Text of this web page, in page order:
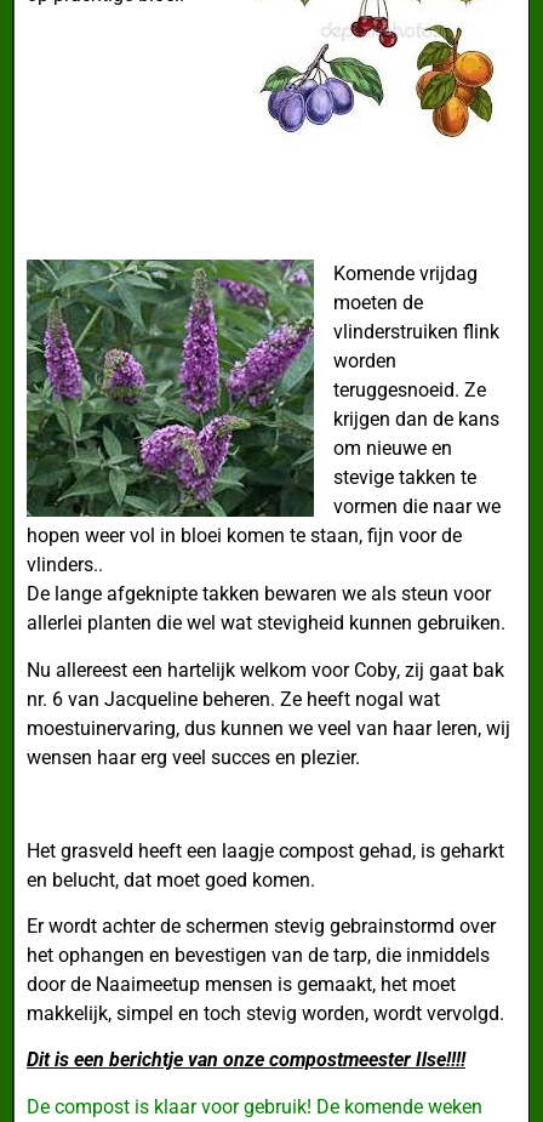
Komende vrijdag
moeten de
vlinderstruiken flink
worden
teruggesnoeid. Ze
krijgen dan de kans
om nieuwe en
stevige takken te
vormen die naar we
hopen weer vol in bloei komen te staan, fijn voor de
vlinders..
De lange afgeknipte takken bewaren we als steun voor
allerlei planten die wel wat stevigheid kunnen gebruiken.
Nu allereest een hartelijk welkom voor Coby, zij gaat bak
nr. 6 van Jacqueline beheren. Ze heeft nogal wat
moestuinervaring, dus kunnen we veel van haar leren, wij
wensen haar erg veel succes en plezier.
Het grasveld heeft een laagje compost gehad, is geharkt
en belucht, dat moet goed komen.
Er wordt achter de schermen stevig gebrainstormd over
het ophangen en bevestigen van de tarp, die inmiddels
door de Naaimeetup mensen is gemaakt, het moet
makkelijk, simpel en toch stevig worden, wordt vervolgd.
Dit is een berichtje van onze compostmeester Ilse!!!!
De compost is klaar voor gebruik! De komende weken